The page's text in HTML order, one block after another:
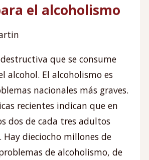
el alcoholismo
que se consume
alcohol. El alcoholismo es
nacionales más graves.
recientes indican que en
dos de cada tres adultos
Hay dieciocho millones de
de alcoholismo, de